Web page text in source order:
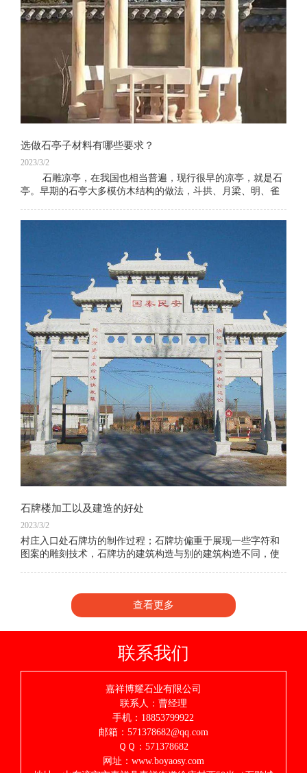
选做石亭子材料有哪些要求？
2023/3/2
石雕凉亭，在我国也相当普遍，现行很早的凉亭，就是石
亭。早期的石亭大多模仿木结构的做法，斗拱、月梁、明、雀
石牌楼加工以及建造的好处
2023/3/2
村庄入口处石牌坊的制作过程；石牌坊偏重于展现一些字符和
图案的雕刻技术，石牌坊的建筑构造与别的建筑构造不同，使
查看更多
联系我们
嘉祥博耀石业有限公司
联系人：曹经理
手机：18853799922
邮箱：571378682@qq.com
ＱＱ：571378682
网址：www.boyaosy.com